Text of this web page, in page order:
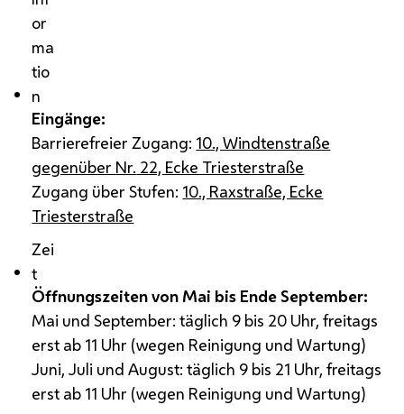
or
ma
tio
n
Eingänge:
Barrierefreier Zugang: 10., Windtenstraße
gegenüber Nr. 22, Ecke Triesterstraße
Zugang über Stufen: 10., Raxstraße, Ecke
Triesterstraße
Zei
t
Öffnungszeiten von Mai bis Ende September:
Mai und September: täglich 9 bis 20 Uhr, freitags
erst ab 11 Uhr (wegen Reinigung und Wartung)
Juni, Juli und August: täglich 9 bis 21 Uhr, freitags
erst ab 11 Uhr (wegen Reinigung und Wartung)